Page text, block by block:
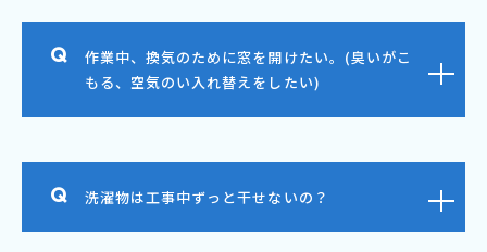
作業中、換気のために窓を開けたい。(臭いがこ
もる、空気のい入れ替えをしたい)
洗濯物は工事中ずっと干せないの？